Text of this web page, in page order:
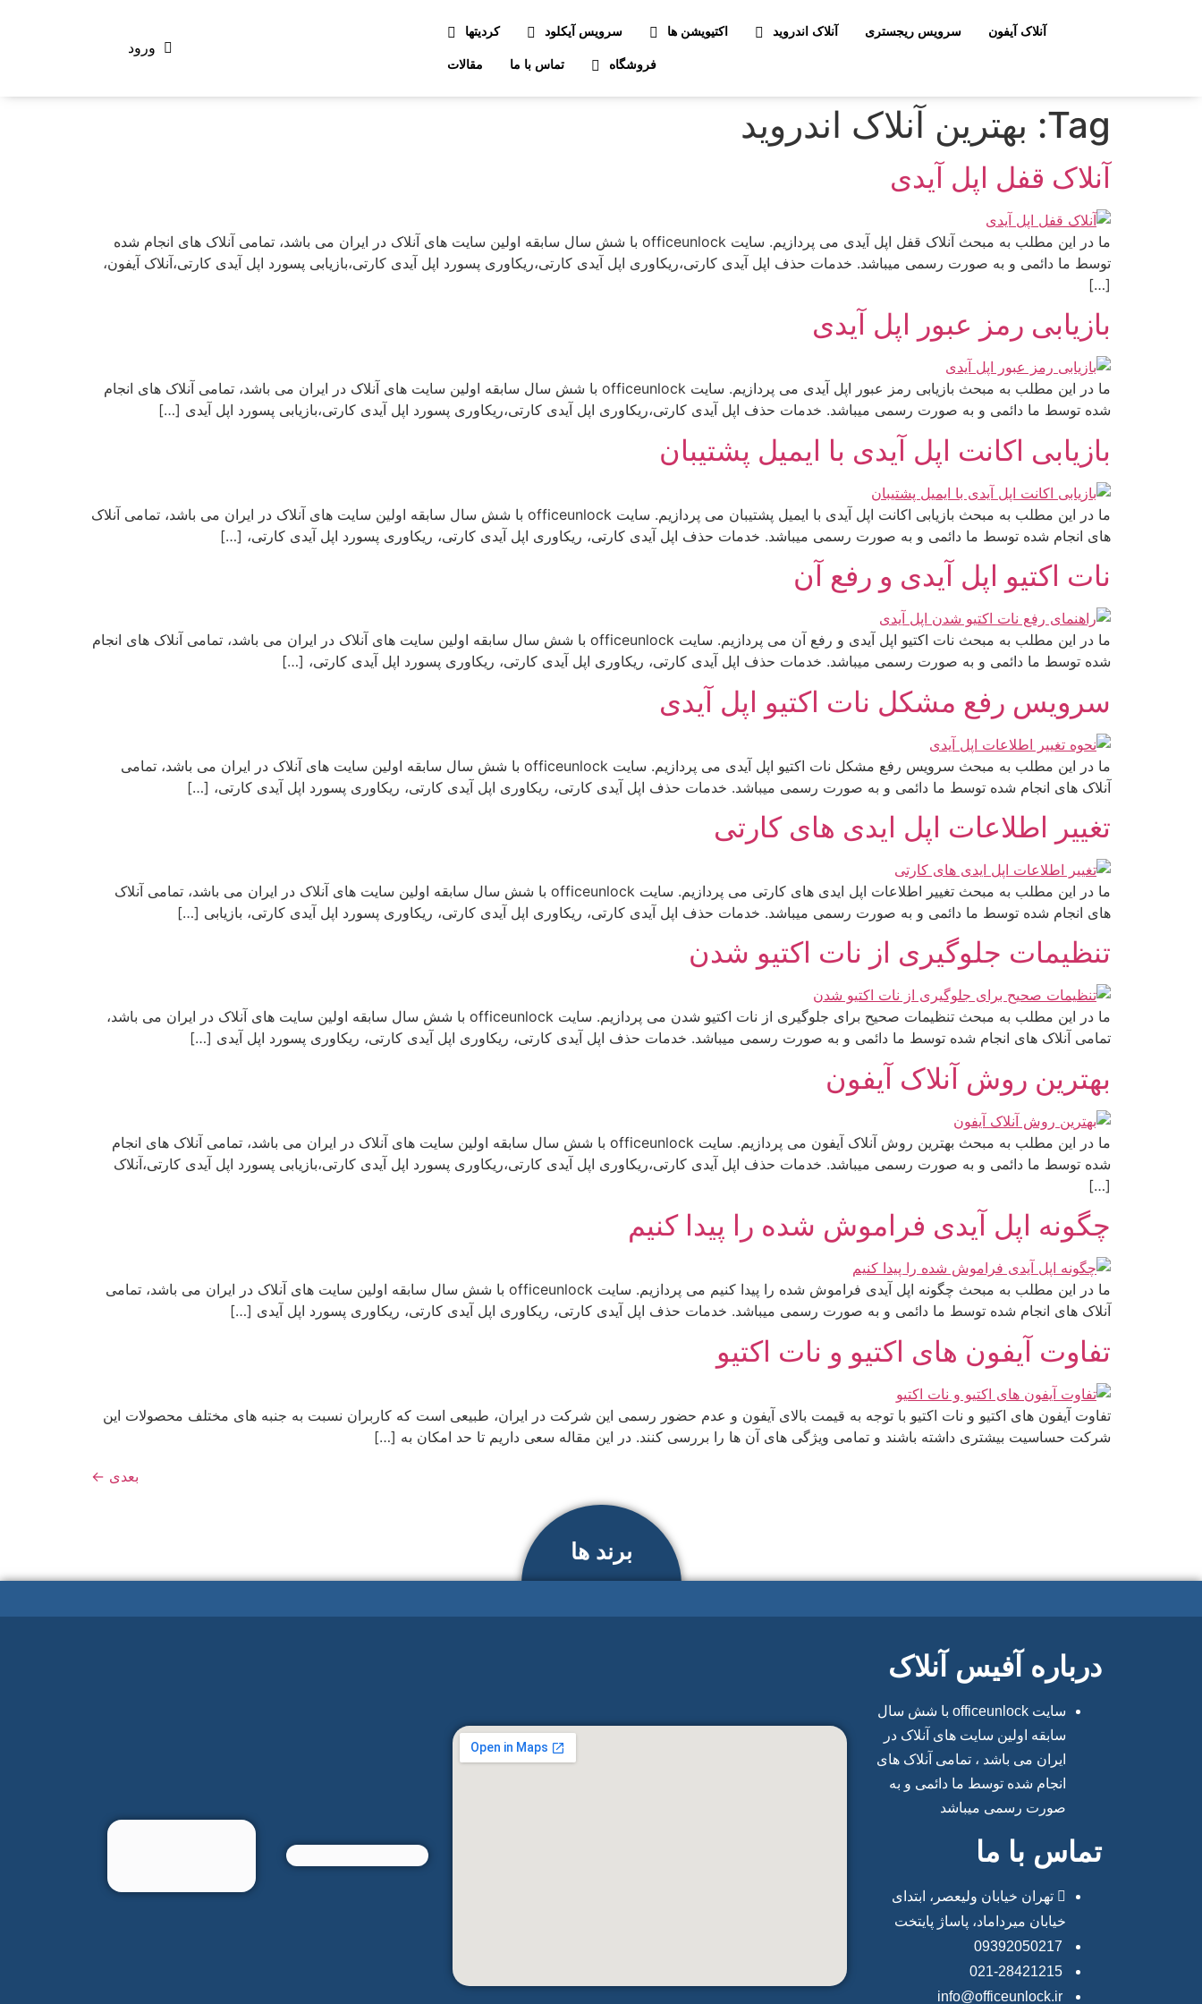
آنلاک آیفون سرویس ریجستری آنلاک اندروید اکتیویشن ها سرویس آیکلود کردیتها
فروشگاه تماس با ما مقالات
ورود
Tag: بهترین آنلاک اندروید
آنلاک قفل اپل آیدی
ما در این مطلب به مبحث آنلاک قفل اپل آیدی می پردازیم. سایت officeunlock با شش سال سابقه اولین سایت های آنلاک در ایران می باشد، تمامی آنلاک های انجام شده
توسط ما دائمی و به صورت رسمی میباشد. خدمات حذف اپل آیدی کارتی،ریکاوری اپل آیدی کارتی،ریکاوری پسورد اپل آیدی کارتی،بازیابی پسورد اپل آیدی کارتی،آنلاک آیفون،
[…]
بازیابی رمز عبور اپل آیدی
ما در این مطلب به مبحث بازیابی رمز عبور اپل آیدی می پردازیم. سایت officeunlock با شش سال سابقه اولین سایت های آنلاک در ایران می باشد، تمامی آنلاک های انجام
شده توسط ما دائمی و به صورت رسمی میباشد. خدمات حذف اپل آیدی کارتی،ریکاوری اپل آیدی کارتی،ریکاوری پسورد اپل آیدی کارتی،بازیابی پسورد اپل آیدی […]
بازیابی اکانت اپل آیدی با ایمیل پشتیبان
ما در این مطلب به مبحث بازیابی اکانت اپل آیدی با ایمیل پشتیبان می پردازیم. سایت officeunlock با شش سال سابقه اولین سایت های آنلاک در ایران می باشد، تمامی آنلاک
های انجام شده توسط ما دائمی و به صورت رسمی میباشد. خدمات حذف اپل آیدی کارتی، ریکاوری اپل آیدی کارتی، ریکاوری پسورد اپل آیدی کارتی، […]
نات اکتیو اپل آیدی و رفع آن
ما در این مطلب به مبحث نات اکتیو اپل آیدی و رفع آن می پردازیم. سایت officeunlock با شش سال سابقه اولین سایت های آنلاک در ایران می باشد، تمامی آنلاک های انجام
شده توسط ما دائمی و به صورت رسمی میباشد. خدمات حذف اپل آیدی کارتی، ریکاوری اپل آیدی کارتی، ریکاوری پسورد اپل آیدی کارتی، […]
سرویس رفع مشکل نات اکتیو اپل آیدی
ما در این مطلب به مبحث سرویس رفع مشکل نات اکتیو اپل آیدی می پردازیم. سایت officeunlock با شش سال سابقه اولین سایت های آنلاک در ایران می باشد، تمامی
آنلاک های انجام شده توسط ما دائمی و به صورت رسمی میباشد. خدمات حذف اپل آیدی کارتی، ریکاوری اپل آیدی کارتی، ریکاوری پسورد اپل آیدی کارتی، […]
تغییر اطلاعات اپل ایدی های کارتی
ما در این مطلب به مبحث تغییر اطلاعات اپل ایدی های کارتی می پردازیم. سایت officeunlock با شش سال سابقه اولین سایت های آنلاک در ایران می باشد، تمامی آنلاک
های انجام شده توسط ما دائمی و به صورت رسمی میباشد. خدمات حذف اپل آیدی کارتی، ریکاوری اپل آیدی کارتی، ریکاوری پسورد اپل آیدی کارتی، بازیابی […]
تنظیمات جلوگیری از نات اکتیو شدن
ما در این مطلب به مبحث تنظیمات صحیح برای جلوگیری از نات اکتیو شدن می پردازیم. سایت officeunlock با شش سال سابقه اولین سایت های آنلاک در ایران می باشد،
تمامی آنلاک های انجام شده توسط ما دائمی و به صورت رسمی میباشد. خدمات حذف اپل آیدی کارتی، ریکاوری اپل آیدی کارتی، ریکاوری پسورد اپل آیدی […]
بهترین روش آنلاک آیفون
ما در این مطلب به مبحث بهترین روش آنلاک آیفون می پردازیم. سایت officeunlock با شش سال سابقه اولین سایت های آنلاک در ایران می باشد، تمامی آنلاک های انجام
شده توسط ما دائمی و به صورت رسمی میباشد. خدمات حذف اپل آیدی کارتی،ریکاوری اپل آیدی کارتی،ریکاوری پسورد اپل آیدی کارتی،بازیابی پسورد اپل آیدی کارتی،آنلاک
[…]
چگونه اپل آیدی فراموش شده را پیدا کنیم
ما در این مطلب به مبحث چگونه اپل آیدی فراموش شده را پیدا کنیم می پردازیم. سایت officeunlock با شش سال سابقه اولین سایت های آنلاک در ایران می باشد، تمامی
آنلاک های انجام شده توسط ما دائمی و به صورت رسمی میباشد. خدمات حذف اپل آیدی کارتی، ریکاوری اپل آیدی کارتی، ریکاوری پسورد اپل آیدی […]
تفاوت آیفون های اکتیو و نات اکتیو
تفاوت آیفون های اکتیو و نات اکتیو با توجه به قیمت بالای آیفون و عدم حضور رسمی این شرکت در ایران، طبیعی است که کاربران نسبت به جنبه های مختلف محصولات این
شرکت حساسیت بیشتری داشته باشند و تمامی ویژگی های آن ها را بررسی کنند. در این مقاله سعی داریم تا حد امکان به […]
بعدی ←
برند ها
درباره آفیس آنلاک
سایت officeunlock با شش سال
سابقه اولین سایت های آنلاک در
ایران می باشد ، تمامی آنلاک های
انجام شده توسط ما دائمی و به
صورت رسمی میباشد
تماس با ما
تهران خیابان ولیعصر، ابتدای
خیابان میرداماد، پاساژ پایتخت
09392050217
021-28421215
info@officeunlock.ir